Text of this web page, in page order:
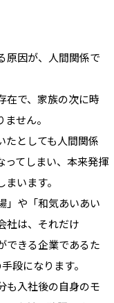
原因が、人間関係で
在で、家族の次に時
せん。
たとしても人間関係
ってしまい、本来発揮
います。
」や「和気あいあい
社は、それだけ
できる企業であるた
段になります。
も入社後の自身のモ